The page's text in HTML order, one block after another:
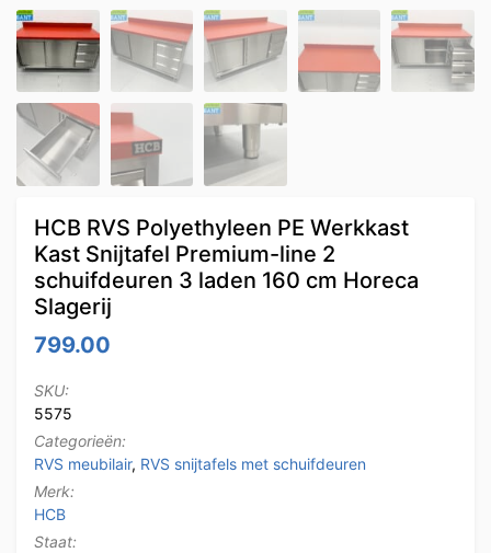
HCB RVS Polyethyleen PE Werkkast
Kast Snijtafel Premium-line 2
schuifdeuren 3 laden 160 cm Horeca
Slagerij
799.00
SKU:
5575
Categorieën:
RVS meubilair, RVS snijtafels met schuifdeuren
Merk:
HCB
Staat: